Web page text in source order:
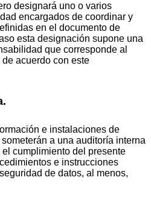
designará uno o varios
encargados de coordinar y
en el documento de
esta designación supone una
que corresponde al
acuerdo con este
e instalaciones de
a una auditoría interna
cumplimiento del presente
e instrucciones
de datos, al menos,